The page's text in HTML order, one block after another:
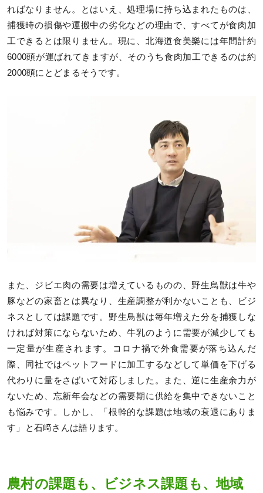
ればなりません。とはいえ、処理場に持ち込まれたものは、
捕獲時の損傷や運搬中の劣化などの理由で、すべてが食肉加
工できるとは限りません。現に、北海道食美樂には年間計約
6000頭が運ばれてきますが、そのうち食肉加工できるのは約
2000頭にとどまるそうです。
また、ジビエ肉の需要は増えているものの、野生鳥獣は牛や
豚などの家畜とは異なり、生産調整が利かないことも、ビジ
ネスとしては課題です。野生鳥獣は毎年増えた分を捕獲しな
ければ対策にならないため、牛乳のように需要が減少しても
一定量が生産されます。コロナ禍で外食需要が落ち込んだ
際、同社ではペットフードに加工するなどして単価を下げる
代わりに量をさばいて対応しました。また、逆に生産余力が
ないため、忘新年会などの需要期に供給を集中できないこと
も悩みです。しかし、「根幹的な課題は地域の衰退にありま
す」と石﨑さんは語ります。
農村の課題も、ビジネス課題も、地域